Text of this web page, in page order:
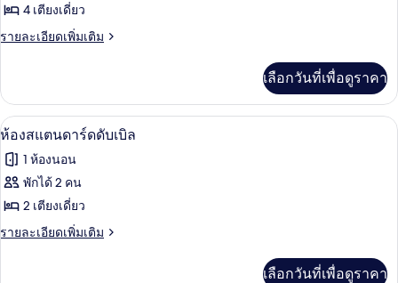
เอ็ก
เซ็ก
ทีฟ
สตู
ดิ
โอ
สวีท
4 เตียงเดี่ยว
รายละเอียดเพิ่มเติม
ราย
เกี่ยว
กับ
ห้อง
เซ็ก
คิว
สตู
ดิ
โอ
เลือกวันที่เพื่อดูราคา
เปิด
ภาพถ่าย
ทั้งหมด
ของ
ห้อง
4
ห้องสแตนดาร์ดดับเบิล
1 ห้องนอน
พักได้ 2 คน
2 เตียงเดี่ยว
รายละเอียดเพิ่มเติม
ราย
เลือกวันที่เพื่อดูราคา